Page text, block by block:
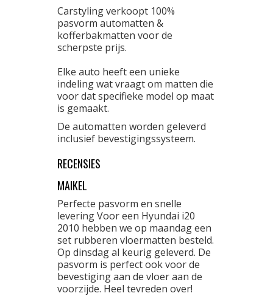
Carstyling verkoopt 100%
pasvorm automatten &
kofferbakmatten voor de
scherpste prijs.
Elke auto heeft een unieke
indeling wat vraagt om matten die
voor dat specifieke model op maat
is gemaakt.
De automatten worden geleverd
inclusief bevestigingssysteem.
RECENSIES
MAIKEL
Perfecte pasvorm en snelle
levering Voor een Hyundai i20
2010 hebben we op maandag een
set rubberen vloermatten besteld.
Op dinsdag al keurig geleverd. De
pasvorm is perfect ook voor de
bevestiging aan de vloer aan de
voorzijde. Heel tevreden over!